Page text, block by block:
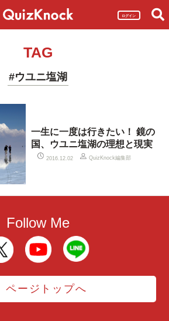
ログイン
TAG
#ウユニ塩湖
一生に一度は行きたい！ 鏡の
国、ウユニ塩湖の理想と現実
2016.12.02 QuizKnock編集部
Follow Me
ページトップへ